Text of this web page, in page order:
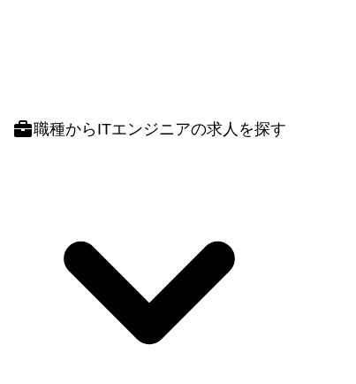
職種からITエンジニアの求人を探す